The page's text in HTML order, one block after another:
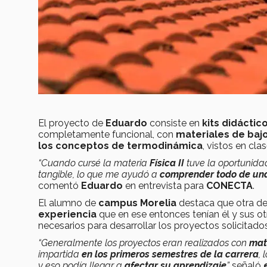
El proyecto de Eduardo consiste en kits
completamente funcional, con materiales de
los conceptos de termodinámica, vistos en
“Cuando cursé la materia Física II tuve la
tangible, lo que me ayudó a comprender todo de
comentó Eduardo en entrevista para CONECTA.
El alumno de campus Morelia destaca que otra
experiencia que en ese entonces tenían él y sus
necesarios para desarrollar los proyectos
“Generalmente los proyectos eran realizados con
impartida en los primeros semestres de la carrera,